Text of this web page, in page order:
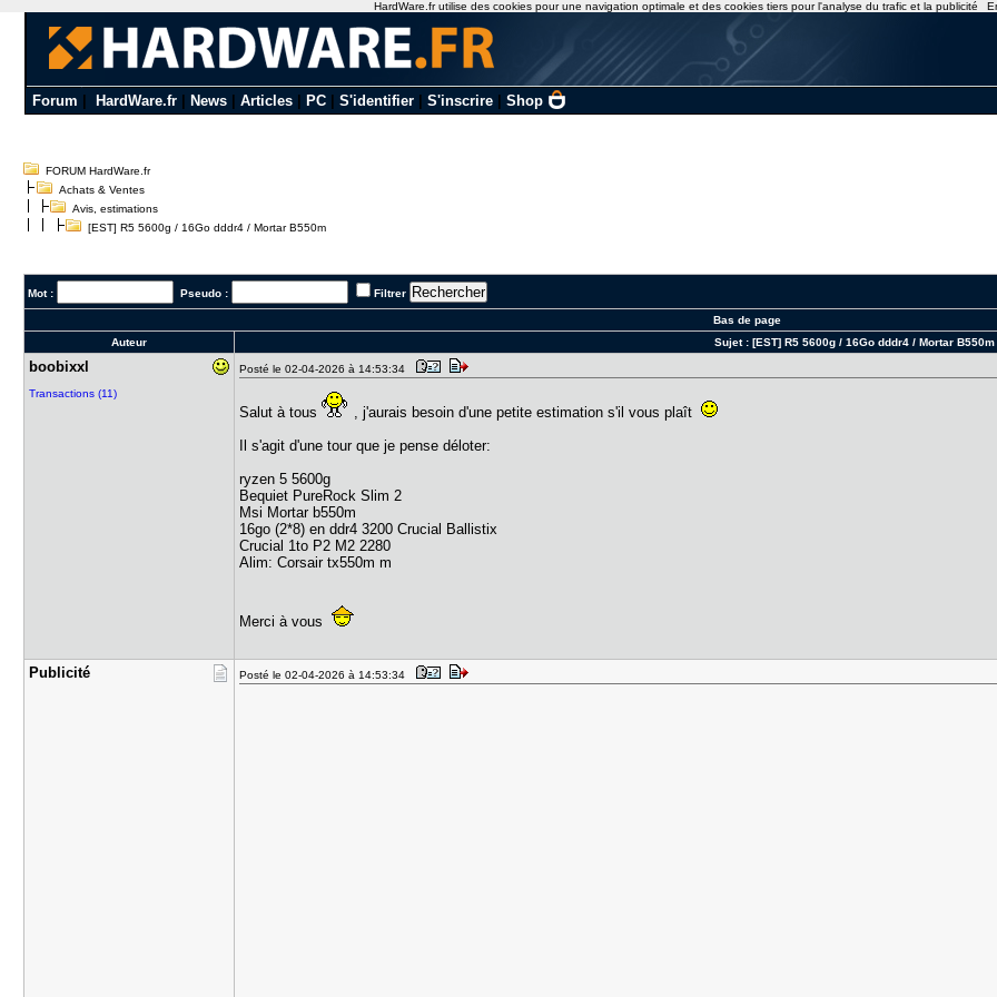
Forum HardWare.fr| News| Articles| PC| S'identifier| S'inscrire| Shop
FORUM HardWare.fr
Achats & Ventes
Avis, estimations
[EST] R5 5600g / 16Go dddr4 / Mortar B550m
Mot : Pseudo : Filtrer
Bas de page
Auteur
Sujet : [EST] R5 5600g / 16Go dddr4 / Mortar B550m
boobixxl
Transactions (11)
Posté le 02-04-2026 à 14:53:34
Salut à tous
, j'aurais besoin d'une petite estimation s'il vous plaît
Il s'agit d'une tour que je pense déloter:
ryzen 5 5600g
Bequiet PureRock Slim 2
Msi Mortar b550m
16go (2*8) en ddr4 3200 Crucial Ballistix
Crucial 1to P2 M2 2280
Alim: Corsair tx550m m
Merci à vous
Publicité Posté le 02-04-2026 à 14:53:34
HardWare.fr utilise des cookies pour une navigation optimale et des cookies tiers pour l'analyse du trafic et la publicité